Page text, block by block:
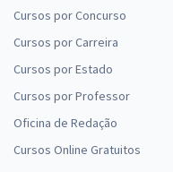
Cursos por Concurso
Cursos por Carreira
Cursos por Estado
Cursos por Professor
Oficina de Redação
Cursos Online Gratuitos